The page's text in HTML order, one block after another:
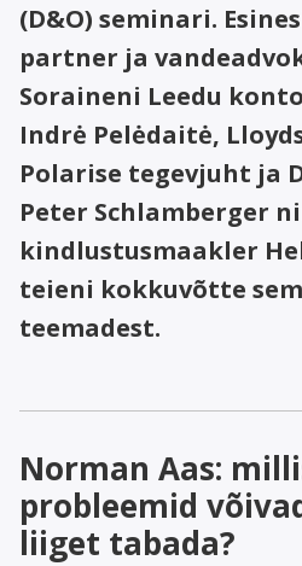
(D&O) seminari.
partner ja
Soraineni Leedu
Indrė Pelėdaitė,
Polarise tegevjuht ja
Peter Schlamberger
kindlustusmaakler
teieni kokkuvõtte
teemadest.
Norman Aas:
probleemid
liiget tabada?